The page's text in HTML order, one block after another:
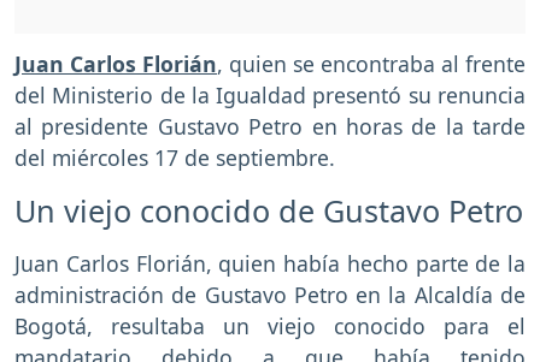
Juan Carlos Florián, quien se encontraba al frente
del Ministerio de la Igualdad presentó su renuncia
al presidente Gustavo Petro en horas de la tarde
del miércoles 17 de septiembre.
Un viejo conocido de Gustavo Petro
Juan Carlos Florián, quien había hecho parte de la
administración de Gustavo Petro en la Alcaldía de
Bogotá, resultaba un viejo conocido para el